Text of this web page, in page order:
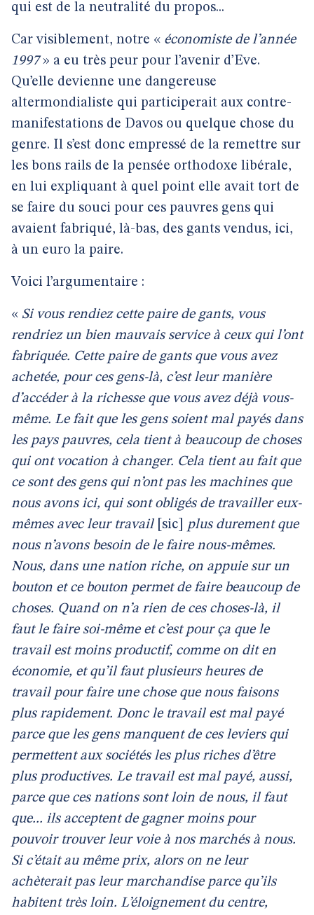
qui est de la neutralité du propos...
Car visiblement, notre « économiste de l’année
1997» a eu très peur pour l’avenir d’Eve.
Qu’elle devienne une dangereuse
altermondialiste qui participerait aux contre-
manifestations de Davos ou quelque chose du
genre. Il s’est donc empressé de la remettre sur
les bons rails de la pensée orthodoxe libérale,
en lui expliquant à quel point elle avait tort de
se faire du souci pour ces pauvres gens qui
avaient fabriqué, là-bas, des gants vendus, ici,
à un euro la paire.
Voici l’argumentaire :
« Si vous rendiez cette paire de gants, vous
rendriez un bien mauvais service à ceux qui l’ont
fabriquée. Cette paire de gants que vous avez
achetée, pour ces gens-là, c’est leur manière
d’accéder à la richesse que vous avez déjà vous-
même. Le fait que les gens soient mal payés dans
les pays pauvres, cela tient à beaucoup de choses
qui ont vocation à changer. Cela tient au fait que
ce sont des gens qui n’ont pas les machines que
nous avons ici, qui sont obligés de travailler eux-
mêmes avec leur travail [sic]
plus durement que
nous n’avons besoin de le faire nous-mêmes.
Nous, dans une nation riche, on appuie sur un
bouton et ce bouton permet de faire beaucoup de
choses. Quand on n’a rien de ces choses-là, il
faut le faire soi-même et c’est pour ça que le
travail est moins productif, comme on dit en
économie, et qu’il faut plusieurs heures de
travail pour faire une chose que nous faisons
plus rapidement. Donc le travail est mal payé
parce que les gens manquent de ces leviers qui
permettent aux sociétés les plus riches d’être
plus productives. Le travail est mal payé, aussi,
parce que ces nations sont loin de nous, il faut
que... ils acceptent de gagner moins pour
pouvoir trouver leur voie à nos marchés à nous.
Si c’était au même prix, alors on ne leur
achèterait pas leur marchandise parce qu’ils
habitent très loin. L’éloignement du centre,